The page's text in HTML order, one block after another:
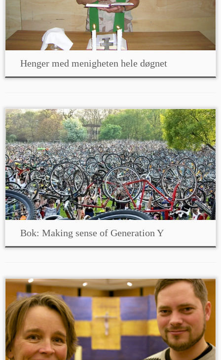
Henger med menigheten hele døgnet
Bok: Making sense of Generation Y